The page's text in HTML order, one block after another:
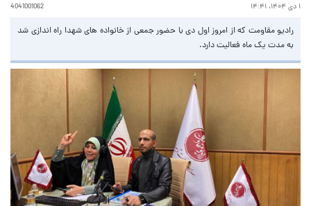
۱ دی ۱۴۰۴، ۱۴:۴۱ 4041001062
رادیو مقاومت که از امروز اول دی با حضور جمعی از خانواده های شهدا راه اندازی شد
به مدت یک ماه فعالیت دارد.